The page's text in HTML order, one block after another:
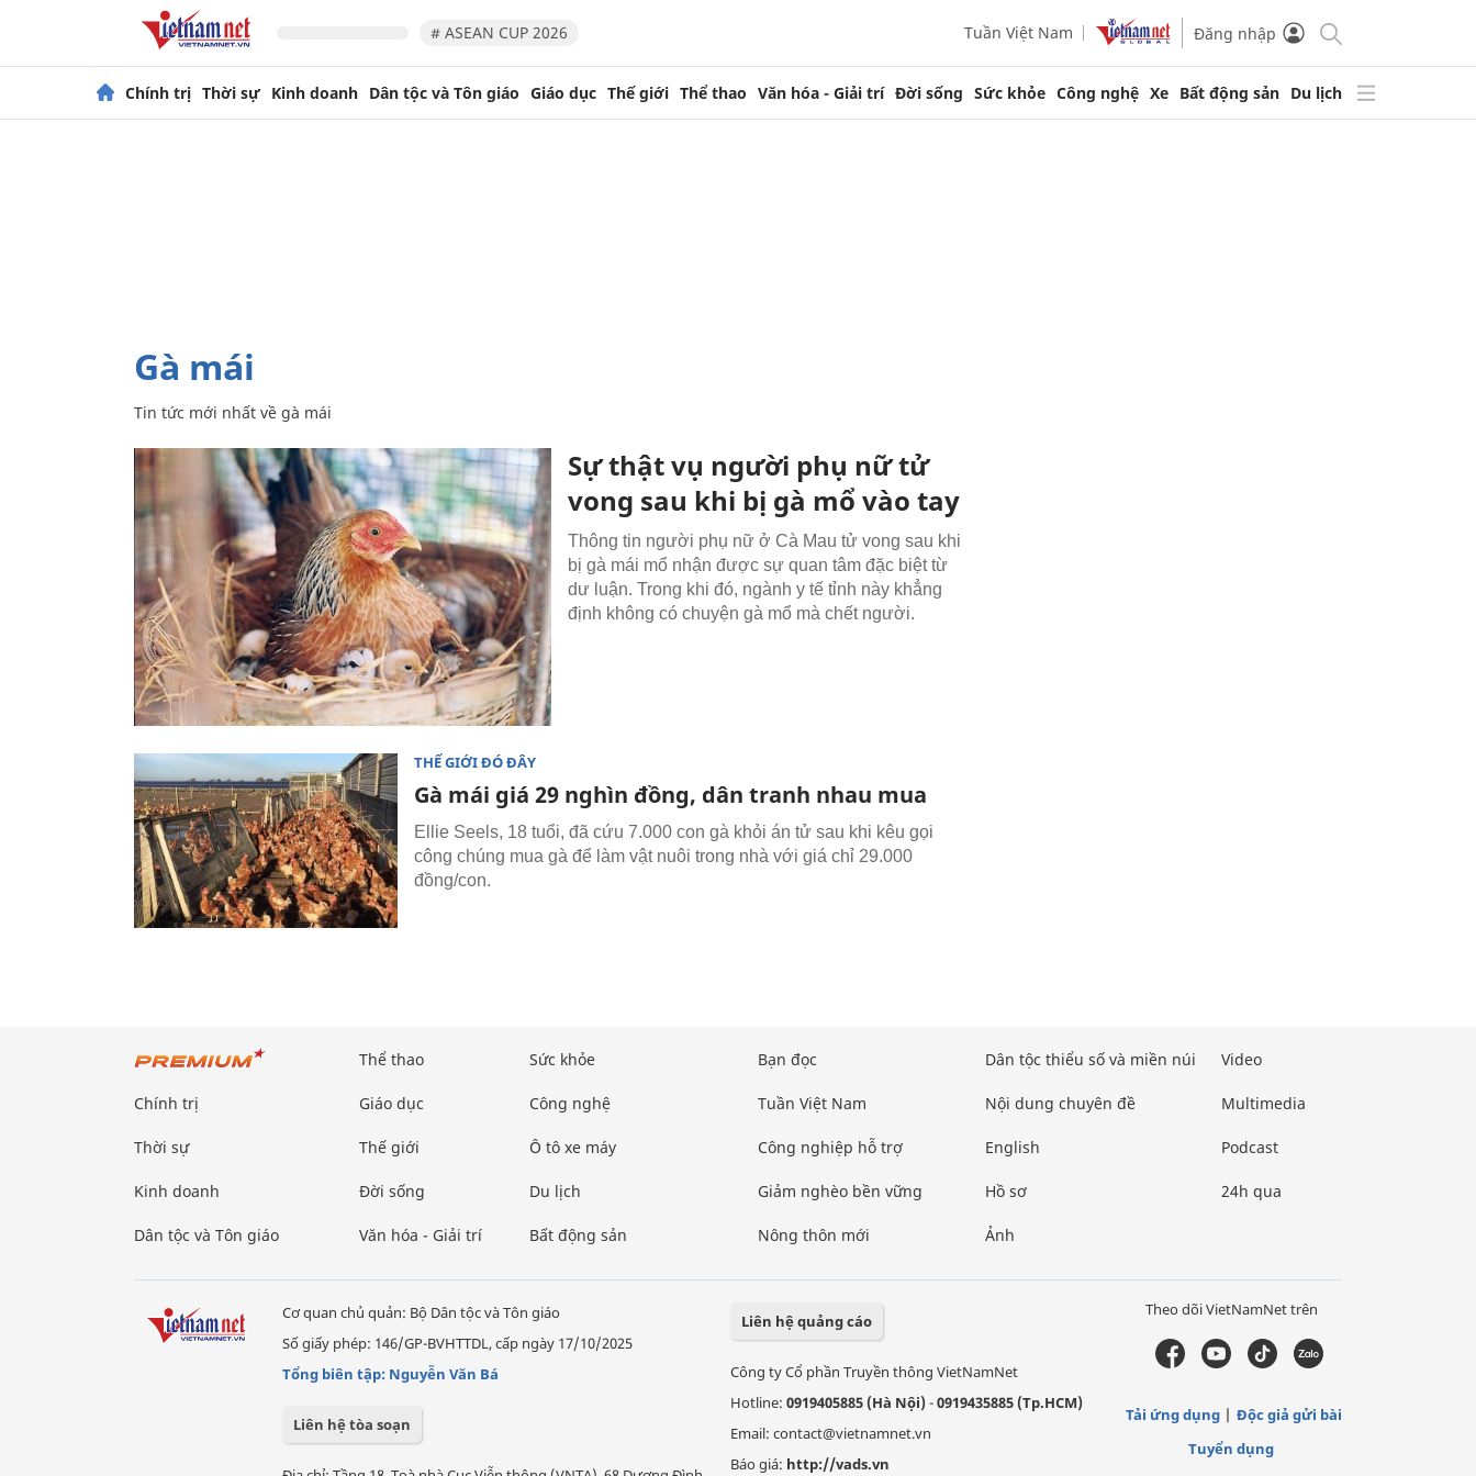
# ASEAN CUP 2026 Tuần Việt Nam Đăng nhập
Chính trị Thời sự Kinh doanh Dân tộc và Tôn giáo Giáo dục Thế giới Thể thao Văn hóa - Giải trí Đời sống Sức khỏe Công nghệ Xe Bất động sản Du lịch
gà mái
Tin tức mới nhất về gà mái
Sự thật vụ người phụ nữ tử
vong sau khi bị gà mổ vào tay
Thông tin người phụ nữ ở Cà Mau tử vong sau khi
bị gà mái mổ nhận được sự quan tâm đặc biệt từ
dư luận. Trong khi đó, ngành y tế tỉnh này khẳng
định không có chuyện gà mổ mà chết người.
THẾ GIỚI ĐÓ ĐÂY
Gà mái giá 29 nghìn đồng, dân tranh nhau mua
Ellie Seels, 18 tuổi, đã cứu 7.000 con gà khỏi án tử sau khi kêu gọi
công chúng mua gà để làm vật nuôi trong nhà với giá chỉ 29.000
đồng/con.
Chính trị
Thời sự
Kinh doanh
Dân tộc và Tôn giáo
Thể thao
Giáo dục
Thế giới
Đời sống
Văn hóa - Giải trí
Sức khỏe
Công nghệ
Ô tô xe máy
Du lịch
Bất động sản
Bạn đọc
Tuần Việt Nam
Công nghiệp hỗ trợ
Giảm nghèo bền vững
Nông thôn mới
Dân tộc thiểu số và miền núi
Nội dung chuyên đề
English
Hồ sơ
Ảnh
Video
Multimedia
Podcast
24h qua
Cơ quan chủ quản: Bộ Dân tộc và Tôn giáo
Số giấy phép: 146/GP-BVHTTDL, cấp ngày 17/10/2025
Tổng biên tập: Nguyễn Văn Bá
Liên hệ tòa soạn
Liên hệ quảng cáo
Công ty Cổ phần Truyền thông VietNamNet
Hotline: 0919405885 (Hà Nội)-0919435885 (Tp.HCM)
Email: contact@vietnamnet.vn
Báo giá: http://vads.vn
Theo dõi VietNamNet trên
Tải ứng dụng
Độc giả gửi bài
Tuyển dụng